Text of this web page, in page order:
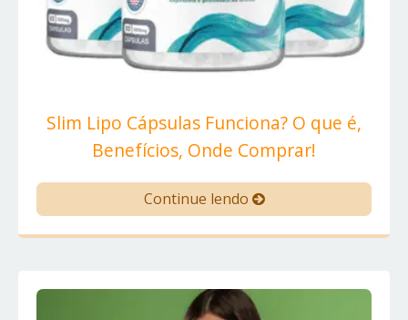
Slim Lipo Cápsulas Funciona? O que é,
Benefícios, Onde Comprar!
Continue lendo